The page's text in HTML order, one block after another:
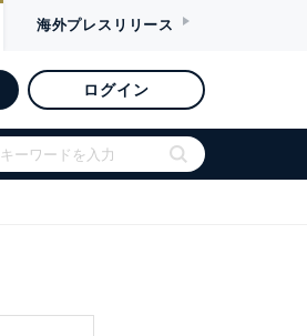
海外プレスリリース
ログイン